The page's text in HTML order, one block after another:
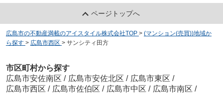
ページトップへ
広島市の不動産満載のアイスタイル株式会社TOP > (マンション(売買))地域か
ら探す > 広島市西区 > サンシティ田方
市区町村から探す
広島市安佐南区 / 広島市安佐北区 / 広島市東区 /
広島市西区 / 広島市佐伯区 / 広島市中区 / 広島市南区 /